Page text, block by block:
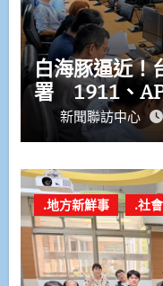
白海豚逼近！
署 1911、
新聞聯訪中心
.地方新鮮事 .社會